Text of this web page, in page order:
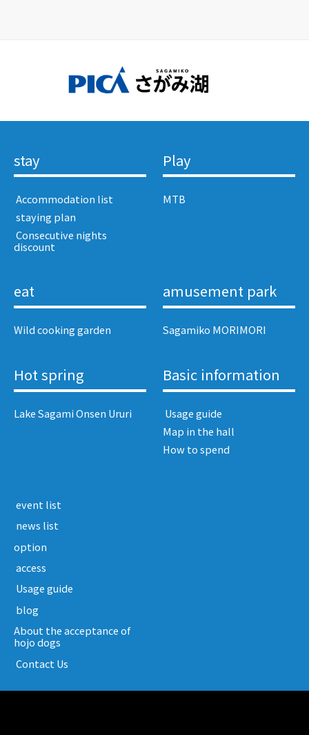
stay
​ ​Accommodation list​ ​
​ ​staying plan​ ​
​ ​Consecutive nights
discount​ ​
Play
MTB
eat
Wild cooking garden
amusement park
Sagamiko MORIMORI
Hot spring
Lake Sagami Onsen Ururi
Basic information
​ ​Usage guide​ ​
Map in the hall
How to spend
​ ​event list​ ​
​ ​news list​ ​
option
​ ​access​ ​
​ ​Usage guide​ ​
​ ​blog​ ​
About the acceptance of
hojo dogs
​ ​Contact Us​ ​